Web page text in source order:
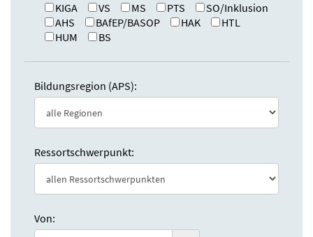
KIGA
VS MS PTS
SO/Inklusion
AHS
BAfEP/BASOP HAK
HTL
HUM
BS
Bildungsregion (APS):
Ressortschwerpunkt:
Von: